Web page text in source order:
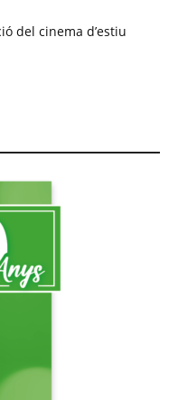
del cinema d’estiu